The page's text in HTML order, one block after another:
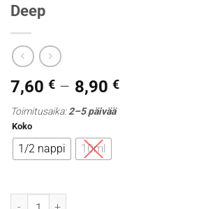
Deep
7,60 € – 8,90 €Hintaluokka:
Toimitusaika:2–5 päivää
Koko
1/2 nappi 10ml
Rembrandt akvarelli 354 Perylene Red